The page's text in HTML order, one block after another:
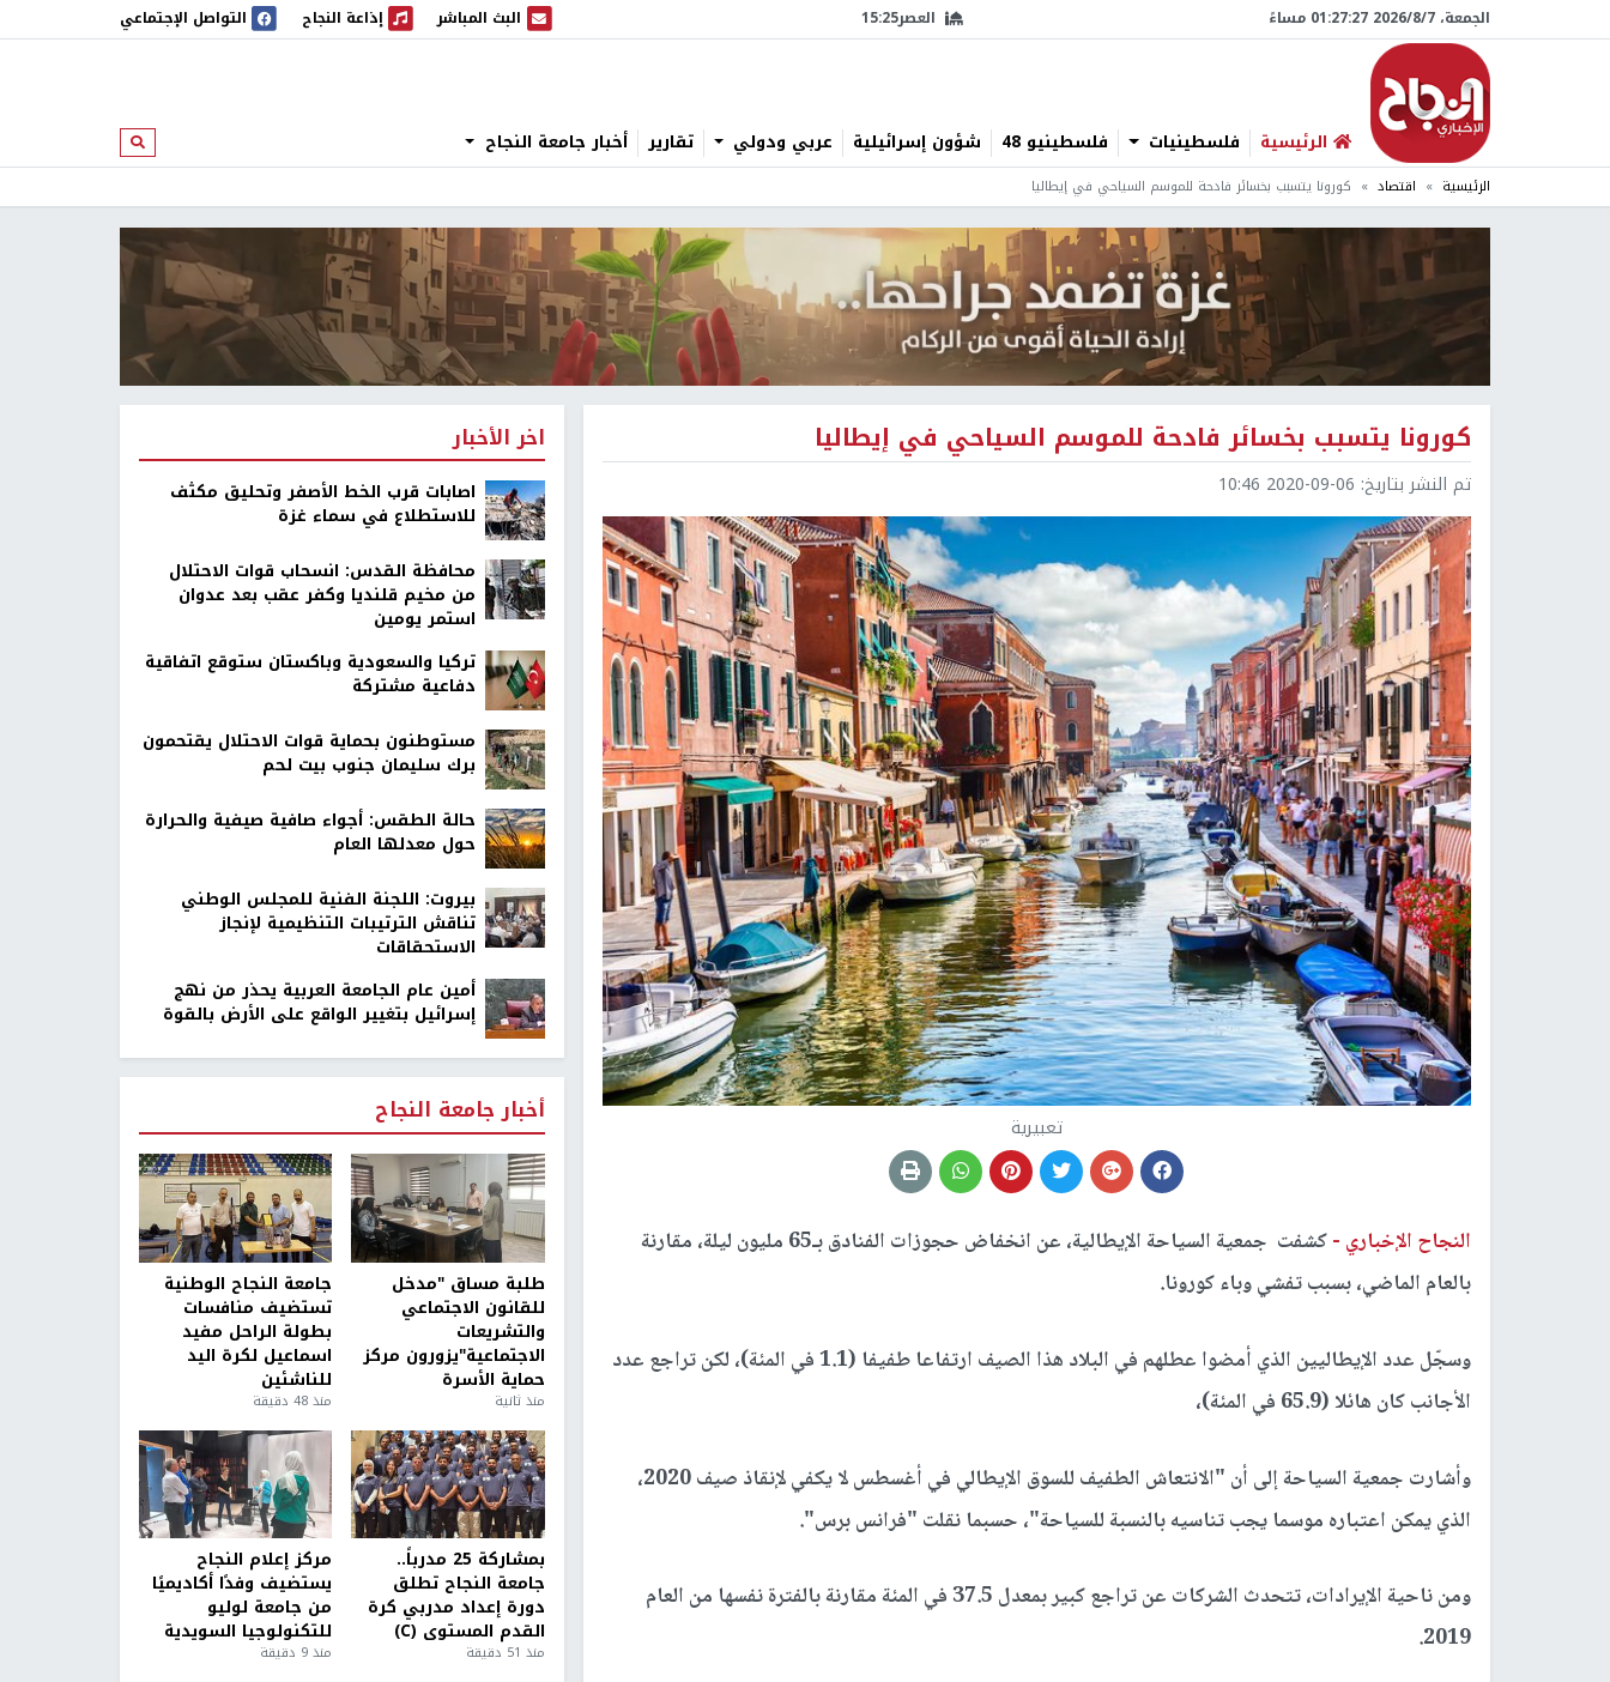
الجمعة، 7/‏8/‏2026 01:27:28 مساءً العصر15:25 البث المباشر
البث المباشر إذاعة النجاح
إذاعة النجاح التواصل الإجتماعي
الرئيسية فلسطينيات فلسطينيو 48 شؤون إسرائيلية عربي ودولي تقارير أخبار جامعة النجاح ابحث
الرئيسية اقتصاد كورونا يتسبب بخسائر فادحة للموسم السياحي في إيطاليا
كورونا يتسبب بخسائر فادحة للموسم السياحي في إيطاليا
تم النشر بتاريخ: 2020-09-06 10:46
تعبيرية
النجاح الإخباري -
كشفت جمعية السياحة الإيطالية، عن انخفاض حجوزات الفنادق بـ65 مليون ليلة، مقارنة
بالعام الماضي، بسبب تفشي وباء كورونا.
وسجّل عدد الإيطاليين الذي أمضوا عطلهم في البلاد هذا الصيف ارتفاعا طفيفا (1.1 في المئة)، لكن تراجع عدد
الأجانب كان هائلا (65.9 في المئة)،
وأشارت جمعية السياحة إلى أن "الانتعاش الطفيف للسوق الإيطالي في أغسطس لا يكفي لإنقاذ صيف 2020،
الذي يمكن اعتباره موسما يجب تناسيه بالنسبة للسياحة"، حسبما نقلت "فرانس برس".
ومن ناحية الإيرادات، تتحدث الشركات عن تراجع كبير بمعدل 37.5 في المئة مقارنة بالفترة نفسها من العام
2019.
اخر الأخبار
اصابات قرب الخط الأصفر وتحليق مكثف
للاستطلاع في سماء غزة
محافظة القدس: انسحاب قوات الاحتلال
من مخيم قلنديا وكفر عقب بعد عدوان
استمر يومين
تركيا والسعودية وباكستان ستوقع اتفاقية
دفاعية مشتركة
مستوطنون بحماية قوات الاحتلال يقتحمون
برك سليمان جنوب بيت لحم
حالة الطقس: أجواء صافية صيفية والحرارة
حول معدلها العام
بيروت: اللجنة الفنية للمجلس الوطني
تناقش الترتيبات التنظيمية لإنجاز
الاستحقاقات
أمين عام الجامعة العربية يحذر من نهج
إسرائيل بتغيير الواقع على الأرض بالقوة
أخبار جامعة النجاح
طلبة مساق "مدخل
للقانون الاجتماعي
والتشريعات
الاجتماعية"يزورون مركز
حماية الأسرة
منذ ثانية
جامعة النجاح الوطنية
تستضيف منافسات
بطولة الراحل مفيد
اسماعيل لكرة اليد
للناشئين
منذ 48 دقيقة
بمشاركة 25 مدرباً..
جامعة النجاح تطلق
دورة إعداد مدربي كرة
القدم المستوى (C)
منذ 51 دقيقة
مركز إعلام النجاح
يستضيف وفدًا أكاديميًا
من جامعة لوليو
للتكنولوجيا السويدية
منذ 9 دقيقة